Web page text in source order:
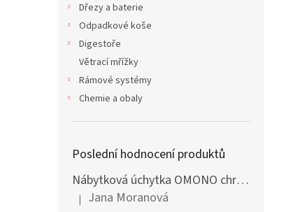
Dřezy a baterie
Odpadkové koše
Digestoře
Větrací mřížky
Rámové systémy
Chemie a obaly
Poslední hodnocení produktů
Nábytková úchytka OMONO chrom lesklý
Hodnocení produktu je 5 z 5 hvězdiček.
| Jana Moranová